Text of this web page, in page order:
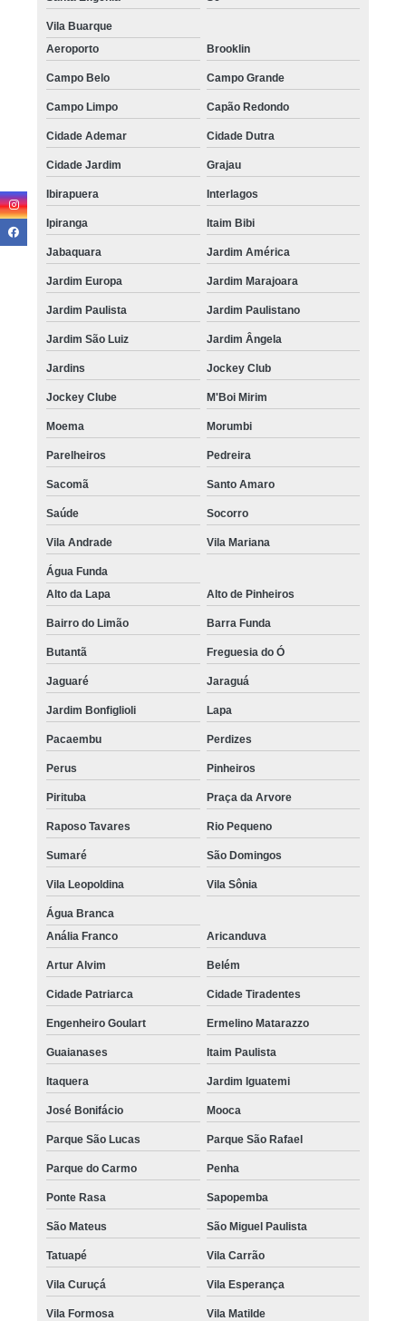
Vila Buarque
Aeroporto
Brooklin
Campo Belo Campo Grande
Campo Limpo Capão Redondo
Cidade Ademar Cidade Dutra
Cidade Jardim Grajau
Ibirapuera Interlagos
Ipiranga Itaim Bibi
Jabaquara Jardim América
Jardim Europa Jardim Marajoara
Jardim Paulista Jardim Paulistano
Jardim São Luiz Jardim Ângela
Jardins Jockey Club
Jockey Clube M'Boi Mirim
Moema Morumbi
Parelheiros Pedreira
Sacomã Santo Amaro
Saúde Socorro
Vila Andrade Vila Mariana
Água Funda
Alto da Lapa
Alto de Pinheiros
Bairro do Limão Barra Funda
Butantã Freguesia do Ó
Jaguaré Jaraguá
Jardim Bonfiglioli Lapa
Pacaembu Perdizes
Perus Pinheiros
Pirituba Praça da Arvore
Raposo Tavares Rio Pequeno
Sumaré São Domingos
Vila Leopoldina Vila Sônia
Água Branca
Anália Franco
Aricanduva
Artur Alvim Belém
Cidade Patriarca Cidade Tiradentes
Engenheiro Goulart Ermelino Matarazzo
Guaianases Itaim Paulista
Itaquera Jardim Iguatemi
José Bonifácio Mooca
Parque São Lucas Parque São Rafael
Parque do Carmo Penha
Ponte Rasa Sapopemba
São Mateus São Miguel Paulista
Tatuapé Vila Carrão
Vila Curuçá Vila Esperança
Vila Formosa Vila Matilde